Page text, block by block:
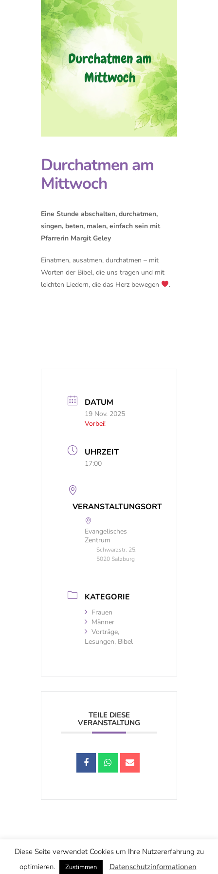
Durchatmen am
Mittwoch
Eine Stunde abschalten, durchatmen,
singen, beten, malen, einfach sein mit
Pfarrerin Margit Geley
Einatmen, ausatmen, durchatmen – mit
Worten der Bibel, die uns tragen und mit
leichten Liedern, die das Herz bewegen
.
DATUM
19 Nov. 2025
Vorbei!
UHRZEIT
17:00
VERANSTALTUNGSORT
Evangelisches
Zentrum
Schwarzstr. 25,
5020 Salzburg
KATEGORIE
Frauen
Männer
Vorträge,
Lesungen, Bibel
TEILE DIESE
VERANSTALTUNG
Schwarzstraße 25, 5020 Salzburg
office@christuskirche.at
+43 662 874445
Diese Seite verwendet Cookies um Ihre Nutzererfahrung zu
optimieren.
Zustimmen Datenschutzinformationen